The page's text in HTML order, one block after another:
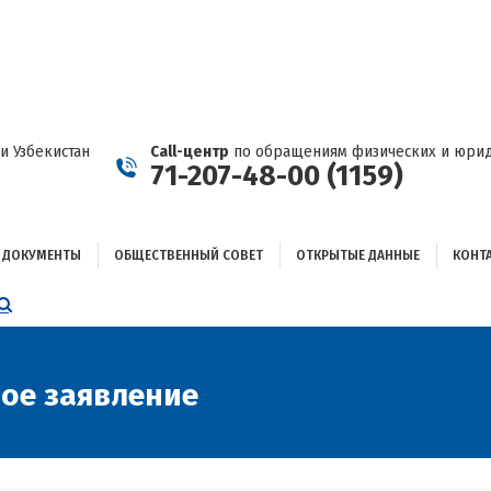
Узбекистан Call-центр по обращениям физических и
71-207-48-00 (1159)
ДОКУМЕНТЫ ОБЩЕСТВЕННЫЙ СОВЕТ ОТКРЫТЫЕ ДАННЫЕ
заявление